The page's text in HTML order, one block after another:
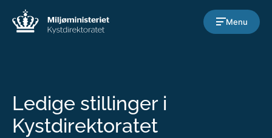
Menu
Ledige stillinger i
Kystdirektoratet